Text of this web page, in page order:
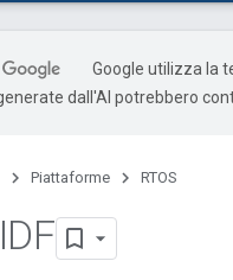
Google utilizza la
dall'AI potrebbero
Piattaforme RTOS